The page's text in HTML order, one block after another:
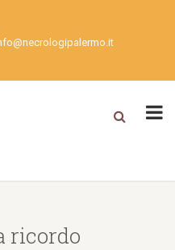
ricordo